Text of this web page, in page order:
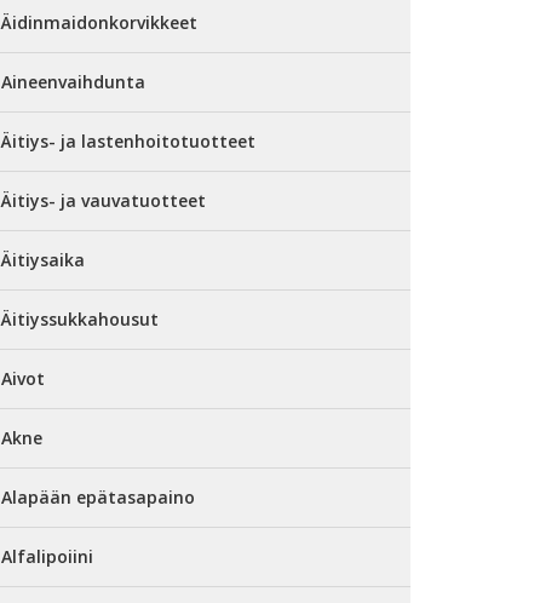
Äidinmaidonkorvikkeet
Aineenvaihdunta
Äitiys- ja lastenhoitotuotteet
Äitiys- ja vauvatuotteet
Äitiysaika
Äitiyssukkahousut
Aivot
Akne
Alapään epätasapaino
Alfalipoiini